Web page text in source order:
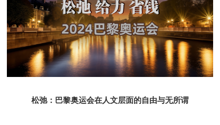
松弛：巴黎奥运会在人文层面的自由与无所谓